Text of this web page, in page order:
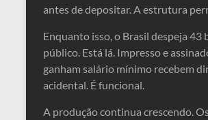
antes de depositar. A estrutura
Enquanto isso, o Brasil despeja 43
público. Está lá. Impresso e
ganham salário mínimo recebem
acidental. É funcional.
A produção continua crescendo.